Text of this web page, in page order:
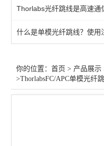
光纤探头
Thorlabs光纤跳线是高速通
什么是单模光纤跳线？使用
你的位置：首页 > 产品展示
>ThorlabsFC/APC单模光纤